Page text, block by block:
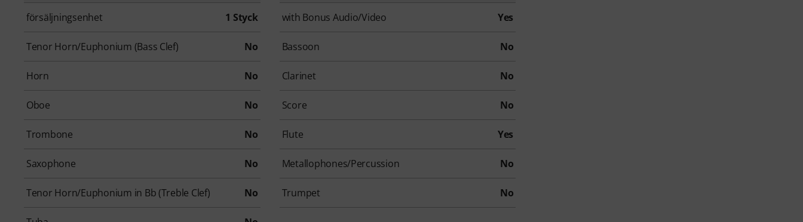
försäljningsenhet 1 Styck with Bonus Audio/Video Yes
Tenor Horn/Euphonium (Bass Clef) No Bassoon No
Horn No Clarinet No
Oboe No Score No
Trombone No Flute Yes
Saxophone No Metallophones/Percussion No
Tenor Horn/Euphonium in Bb (Treble Clef) No Trumpet No